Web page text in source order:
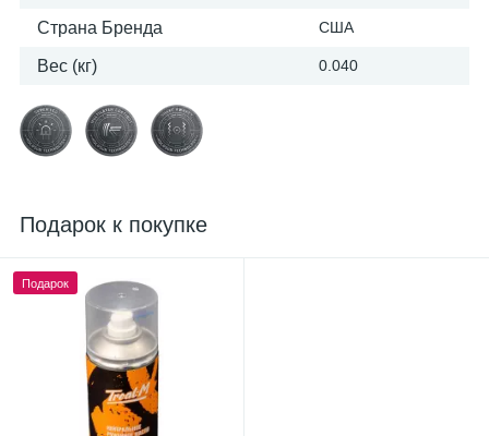
Страна Бренда США
Вес (кг) 0.040
Подарок к покупке
Подарок